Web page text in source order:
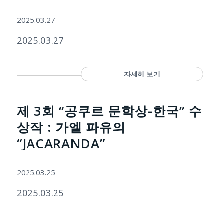
2025.03.27
2025.03.27
자세히 보기
제 3회 “공쿠르 문학상-한국” 수
상작 : 가엘 파유의
“JACARANDA”
2025.03.25
2025.03.25